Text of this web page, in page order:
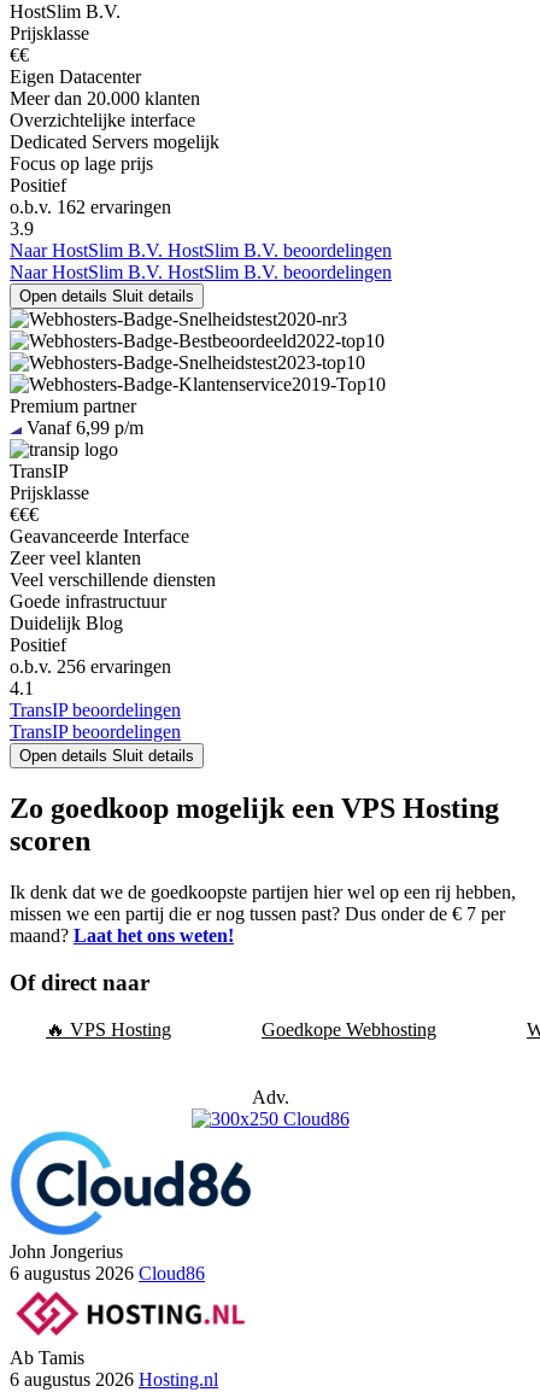
HostSlim B.V.
Prijsklasse
€€
Eigen Datacenter
Meer dan 20.000 klanten
Overzichtelijke interface
Dedicated Servers mogelijk
Focus op lage prijs
Positief
o.b.v. 162 ervaringen
3.9
Naar HostSlim B.V. HostSlim B.V. beoordelingen
Naar HostSlim B.V. HostSlim B.V. beoordelingen
Open details Sluit details
Premium partner
Vanaf 6,99 p/m
TransIP
Prijsklasse
€€€
Geavanceerde Interface
Zeer veel klanten
Veel verschillende diensten
Goede infrastructuur
Duidelijk Blog
Positief
o.b.v. 256 ervaringen
4.1
TransIP beoordelingen
TransIP beoordelingen
Open details Sluit details
Zo goedkoop mogelijk een VPS Hosting
scoren
Ik denk dat we de goedkoopste partijen hier wel op een rij hebben,
missen we een partij die er nog tussen past? Dus onder de € 7 per
maand? Laat het ons weten!
Of direct naar
🔥 VPS Hosting Goedkope Webhosting
Adv.
John Jongerius
6 augustus 2026 Cloud86
Ab Tamis
6 augustus 2026 Hosting.nl